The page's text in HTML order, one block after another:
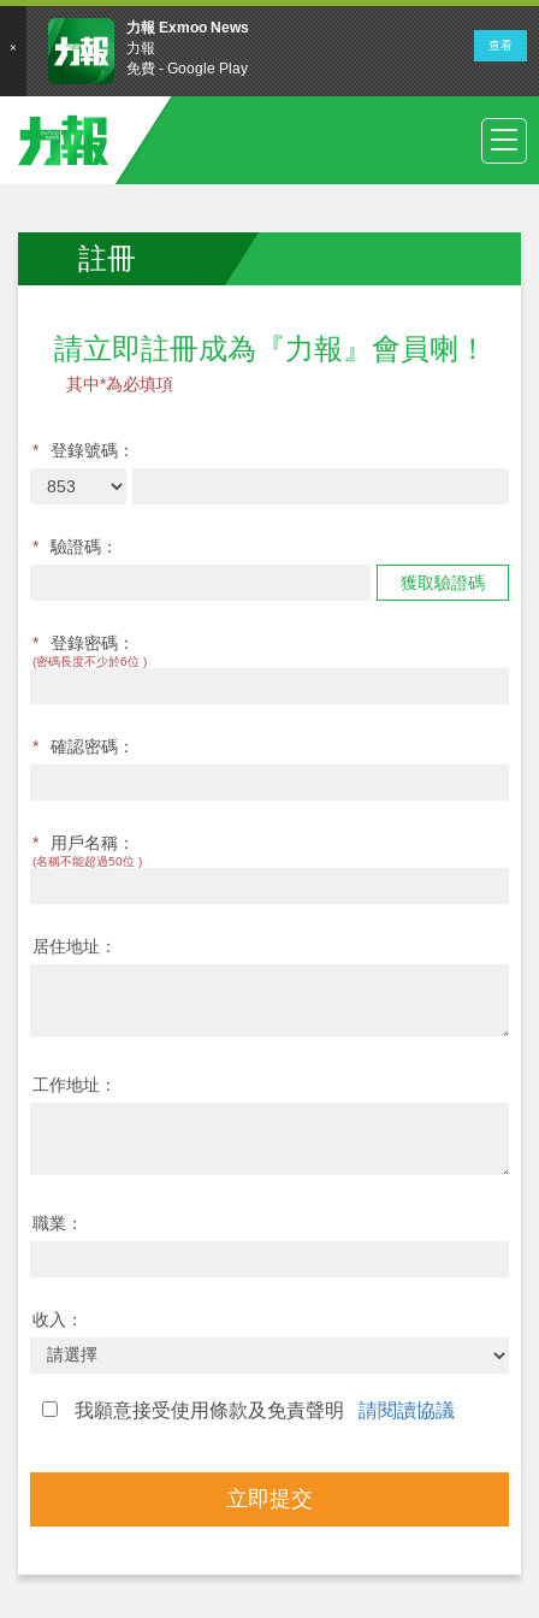
註冊
請立即註冊成為『力報』會員喇！
其中*為必填項
* 登錄號碼：
*
驗證碼：
獲取驗證碼
* 登錄密碼：
(密碼長度不少於6位 )
* 確認密碼：
* 用戶名稱：
(名稱不能超過50位 )
居住地址：
工作地址：
職業：
收入：
我願意接受使用條款及免責聲明 請閱讀協議